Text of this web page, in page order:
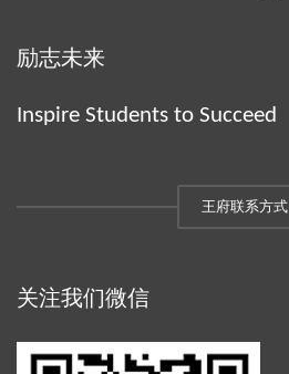
励志未来
Inspire Students to Succeed
王府联系方式
关注我们微信